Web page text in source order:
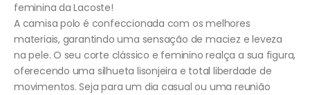
feminina da Lacoste!
A camisa polo é confeccionada com os melhores
materiais, garantindo uma sensação de maciez e leveza
na pele. O seu corte clássico e feminino realça a sua figura,
oferecendo uma silhueta lisonjeira e total liberdade de
movimentos. Seja para um dia casual ou uma reunião